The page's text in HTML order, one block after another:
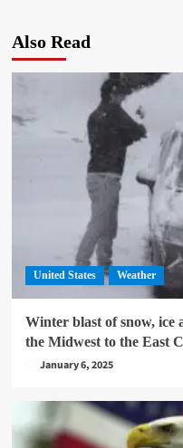
Also Read
United States Weather
Winter blast of snow, ice
the Midwest to the East
January 6, 2025